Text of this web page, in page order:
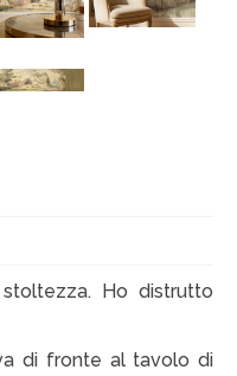
alpino
Ho distrutto
di fronte al tavolo di